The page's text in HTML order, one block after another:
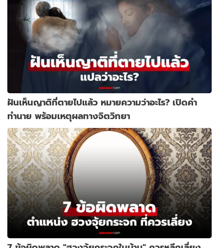
ฝันเห็นญาติที่ตายไปแล้ว หมายความว่าอะไร? เปิดคำ
ทำนาย พร้อมเหตุผลทางจิตวิทยา